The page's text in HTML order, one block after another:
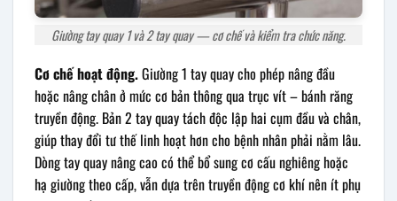
Giường tay quay 1 và 2 tay quay — cơ chế và kiểm tra chức năng.
Cơ chế hoạt động.Giường 1 tay quay cho phép nâng đầu
hoặc nâng chân ở mức cơ bản thông qua trục vít – bánh răng
truyền động. Bản 2 tay quay tách độc lập hai cụm đầu và chân,
giúp thay đổi tư thế linh hoạt hơn cho bệnh nhân phải nằm lâu.
Dòng tay quay nâng cao có thể bổ sung cơ cấu nghiêng hoặc
hạ giường theo cấp, vẫn dựa trên truyền động cơ khí nên ít phụ